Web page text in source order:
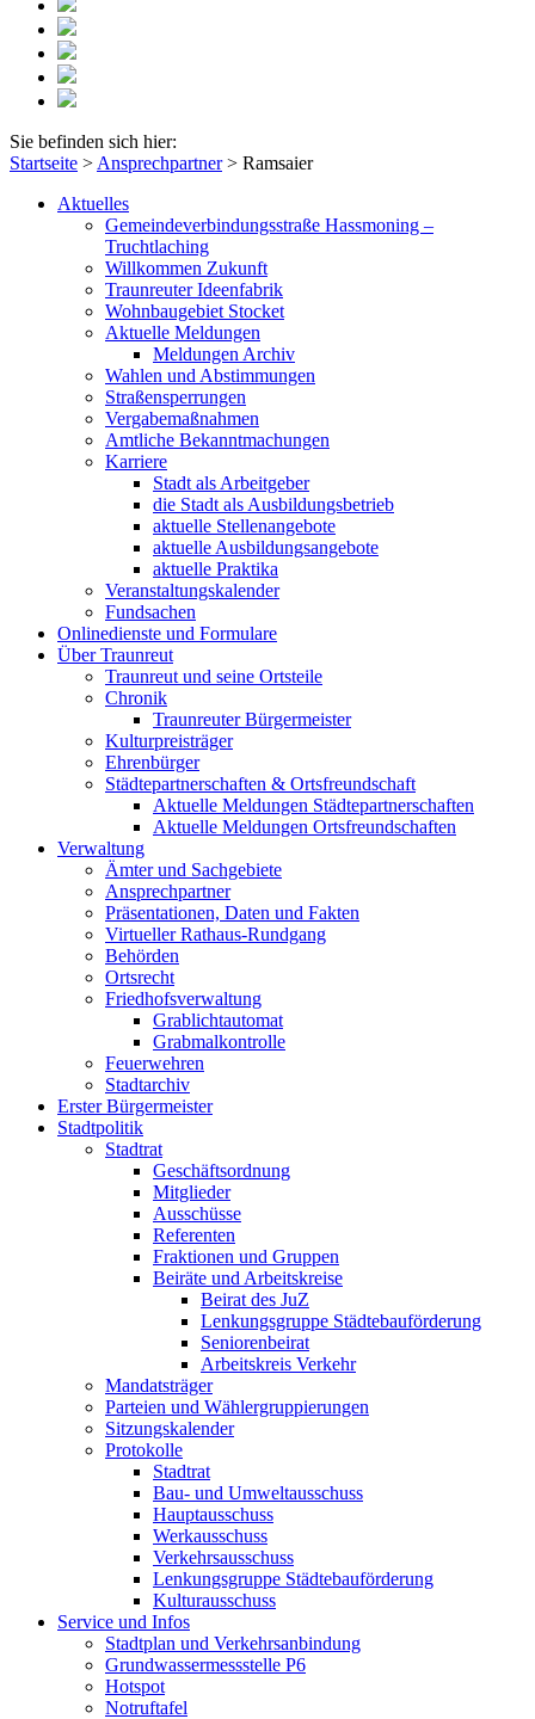
Sie befinden sich hier:
Startseite > Ansprechpartner> Ramsaier
Aktuelles
Gemeindeverbindungsstraße Hassmoning –
Truchtlaching
Willkommen Zukunft
Traunreuter Ideenfabrik
Wohnbaugebiet Stocket
Aktuelle Meldungen
Meldungen Archiv
Wahlen und Abstimmungen
Straßensperrungen
Vergabemaßnahmen
Amtliche Bekanntmachungen
Karriere
Stadt als Arbeitgeber
die Stadt als Ausbildungsbetrieb
aktuelle Stellenangebote
aktuelle Ausbildungsangebote
aktuelle Praktika
Veranstaltungskalender
Fundsachen
Onlinedienste und Formulare
Über Traunreut
Traunreut und seine Ortsteile
Chronik
Traunreuter Bürgermeister
Kulturpreisträger
Ehrenbürger
Städtepartnerschaften & Ortsfreundschaft
Aktuelle Meldungen Städtepartnerschaften
Aktuelle Meldungen Ortsfreundschaften
Verwaltung
Ämter und Sachgebiete
Ansprechpartner
Präsentationen, Daten und Fakten
Virtueller Rathaus-Rundgang
Behörden
Ortsrecht
Friedhofsverwaltung
Grablichtautomat
Grabmalkontrolle
Feuerwehren
Stadtarchiv
Erster Bürgermeister
Stadtpolitik
Stadtrat
Geschäftsordnung
Mitglieder
Ausschüsse
Referenten
Fraktionen und Gruppen
Beiräte und Arbeitskreise
Beirat des JuZ
Lenkungsgruppe Städtebauförderung
Seniorenbeirat
Arbeitskreis Verkehr
Mandatsträger
Parteien und Wählergruppierungen
Sitzungskalender
Protokolle
Stadtrat
Bau- und Umweltausschuss
Hauptausschuss
Werkausschuss
Verkehrsausschuss
Lenkungsgruppe Städtebauförderung
Kulturausschuss
Service und Infos
Stadtplan und Verkehrsanbindung
Grundwassermessstelle P6
Hotspot
Notruftafel